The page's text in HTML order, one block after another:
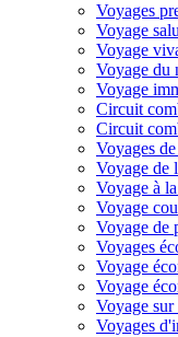
Voyages
Voyage
Voyage
Voyage du
Voyage
Circuit
Circuit
Voyages
Voyage de
Voyage à
Voyage
Voyage de
Voyages
Voyage
Voyage
Voyage
Voyages